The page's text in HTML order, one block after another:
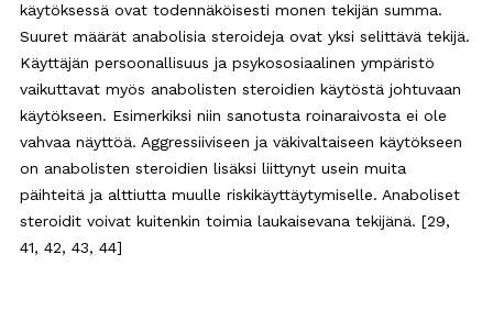
käytöksessä ovat todennäköisesti monen tekijän summa.
Suuret määrät anabolisia steroideja ovat yksi selittävä tekijä.
Käyttäjän persoonallisuus ja psykososiaalinen ympäristö
vaikuttavat myös anabolisten steroidien käytöstä johtuvaan
käytökseen. Esimerkiksi niin sanotusta roinaraivosta ei ole
vahvaa näyttöä. Aggressiiviseen ja väkivaltaiseen käytökseen
on anabolisten steroidien lisäksi liittynyt usein muita
päihteitä ja alttiutta muulle riskikäyttäytymiselle. Anaboliset
steroidit voivat kuitenkin toimia laukaisevana tekijänä. [29,
41, 42, 43, 44]